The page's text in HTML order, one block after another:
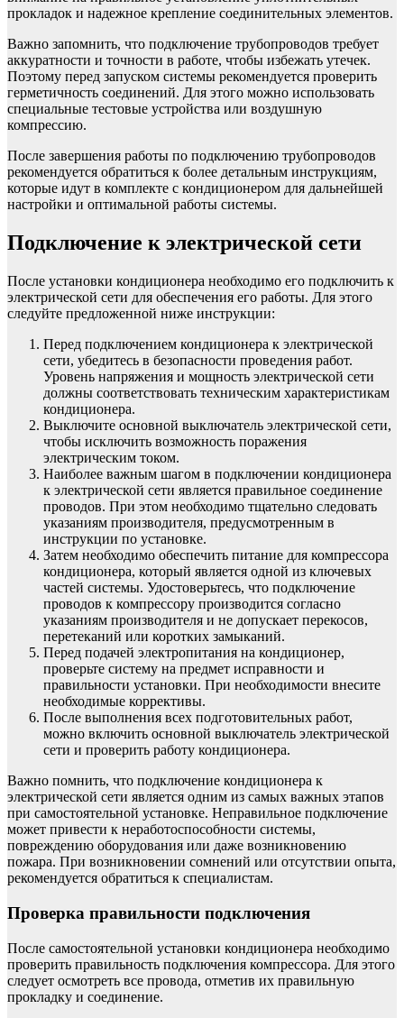
прокладок и надежное крепление соединительных элементов.
Важно запомнить, что подключение трубопроводов требует
аккуратности и точности в работе, чтобы избежать утечек.
Поэтому перед запуском системы рекомендуется проверить
герметичность соединений. Для этого можно использовать
специальные тестовые устройства или воздушную
компрессию.
После завершения работы по подключению трубопроводов
рекомендуется обратиться к более детальным инструкциям,
которые идут в комплекте с кондиционером для дальнейшей
настройки и оптимальной работы системы.
Подключение к электрической сети
После установки кондиционера необходимо его подключить к
электрической сети для обеспечения его работы. Для этого
следуйте предложенной ниже инструкции:
Перед подключением кондиционера к электрической
сети, убедитесь в безопасности проведения работ.
Уровень напряжения и мощность электрической сети
должны соответствовать техническим характеристикам
кондиционера.
Выключите основной выключатель электрической сети,
чтобы исключить возможность поражения
электрическим током.
Наиболее важным шагом в подключении кондиционера
к электрической сети является правильное соединение
проводов. При этом необходимо тщательно следовать
указаниям производителя, предусмотренным в
инструкции по установке.
Затем необходимо обеспечить питание для компрессора
кондиционера, который является одной из ключевых
частей системы. Удостоверьтесь, что подключение
проводов к компрессору производится согласно
указаниям производителя и не допускает перекосов,
перетеканий или коротких замыканий.
Перед подачей электропитания на кондиционер,
проверьте систему на предмет исправности и
правильности установки. При необходимости внесите
необходимые коррективы.
После выполнения всех подготовительных работ,
можно включить основной выключатель электрической
сети и проверить работу кондиционера.
Важно помнить, что подключение кондиционера к
электрической сети является одним из самых важных этапов
при самостоятельной установке. Неправильное подключение
может привести к неработоспособности системы,
повреждению оборудования или даже возникновению
пожара. При возникновении сомнений или отсутствии опыта,
рекомендуется обратиться к специалистам.
Проверка правильности подключения
После самостоятельной установки кондиционера необходимо
проверить правильность подключения компрессора. Для этого
следует осмотреть все провода, отметив их правильную
прокладку и соединение.